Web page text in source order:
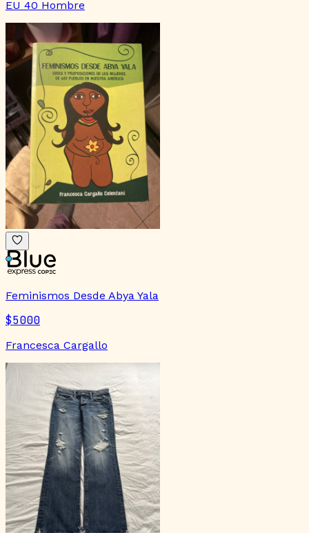
EU 40 Hombre
Feminismos Desde Abya Yala
$5000
Francesca Cargallo